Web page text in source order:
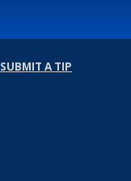
SUBMIT A TIP